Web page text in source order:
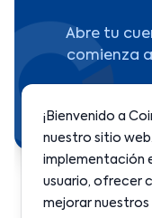
Abre tu
comienza
¡Bienvenido a
nuestro sitio
implementación
usuario, ofrecer
mejorar